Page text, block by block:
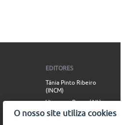
EDITORES
Tânia Pinto Ribeiro
(INCM)
Vincenzo Russo (AIL)
Simão Valente (AIL)
O nosso site utiliza cookies